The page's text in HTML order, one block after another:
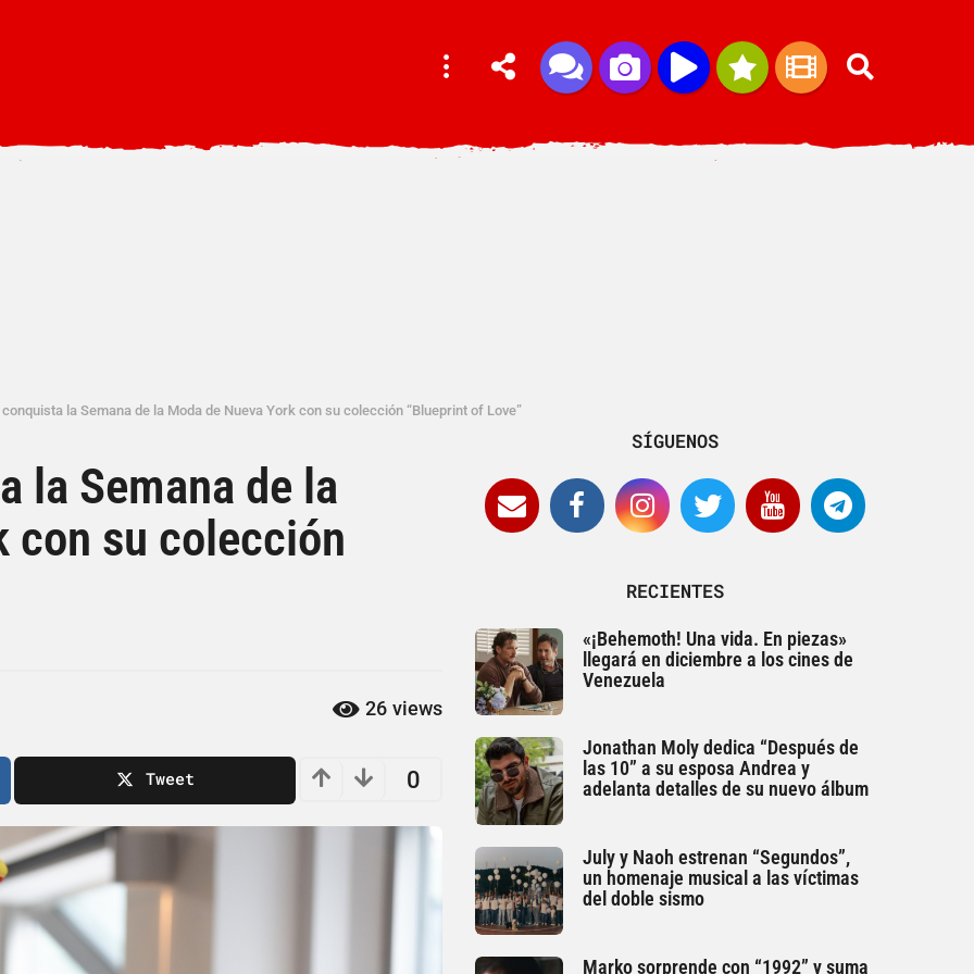
conquista la Semana de la Moda de Nueva York con su colección “Blueprint of Love”
la Semana de la
con su colección
26 views
0
Tweet
SÍGUENOS
RECIENTES
«¡Behemoth! Una vida. En piezas»
llegará en diciembre a los cines de
Venezuela
Jonathan Moly dedica “Después de
las 10” a su esposa Andrea y
adelanta detalles de su nuevo álbum
July y Naoh estrenan “Segundos”,
un homenaje musical a las víctimas
del doble sismo
Marko sorprende con “1992” y suma